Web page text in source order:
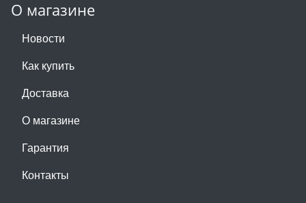
О магазине
Новости
Как купить
Доставка
О магазине
Гарантия
Контакты